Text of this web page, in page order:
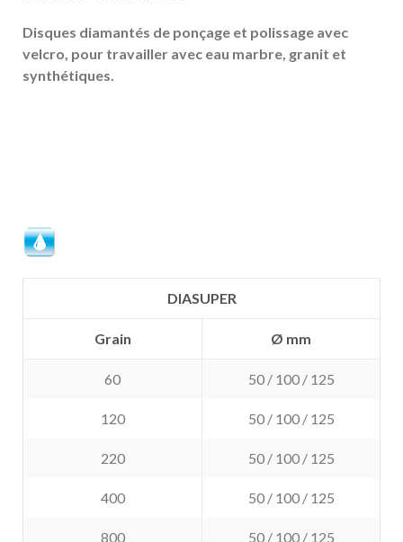
Disques diamantés de ponçage et polissage avec
velcro, pour travailler avec eau marbre, granit et
synthétiques.
DIASUPER
Grain Ø mm
60 50 / 100 / 125
120 50 / 100 / 125
220 50 / 100 / 125
400 50 / 100 / 125
800 50 / 100 / 125